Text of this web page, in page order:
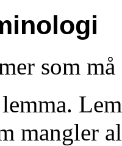
som
mangler